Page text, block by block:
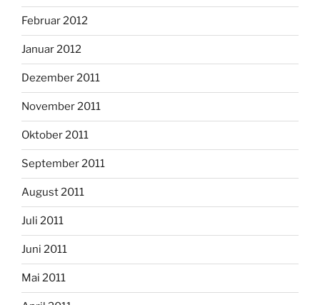
Februar 2012
Januar 2012
Dezember 2011
November 2011
Oktober 2011
September 2011
August 2011
Juli 2011
Juni 2011
Mai 2011